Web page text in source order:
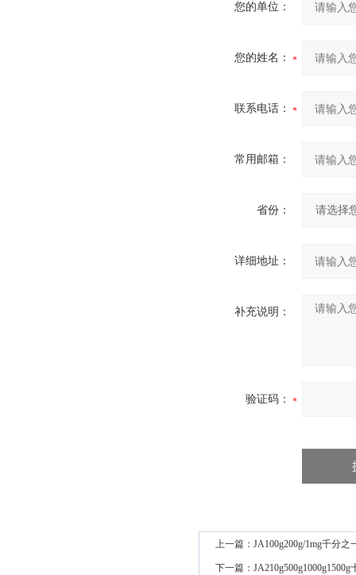
您的单位：
您的姓名：
联系电话：
常用邮箱：
省份：
详细地址：
补充说明：
验证码：
上一篇： JA100g200g/1mg千分之
下一篇：